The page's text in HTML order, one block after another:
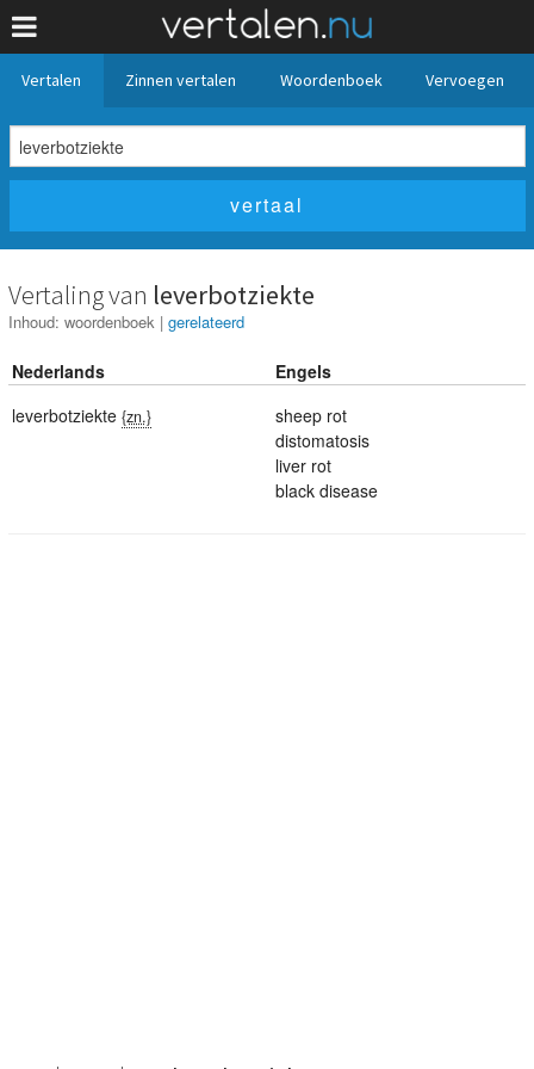
Vertalen Zinnen vertalen Woordenboek Vervoegen
Vertaling van leverbotziekte
Inhoud: woordenboek | gerelateerd
Nederlands
Engels
leverbotziekte {zn.}
sheep rot
distomatosis
liver rot
black disease